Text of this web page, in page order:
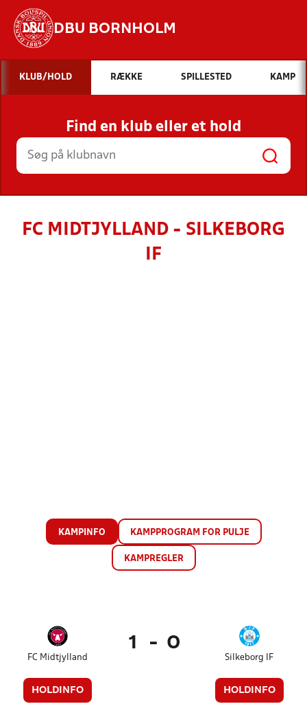
DBU BORNHOLM
Hvad vil du søge efter?
INDHOLD OG NYHEDER
STILLINGER, RESULTATER, KLUBBER OG
HOLD
KLUB/HOLD RÆKKE SPILLESTED KAMP
Find en klub eller et hold
FC MIDTJYLLAND - SILKEBORG
IF
KAMPINFO KAMPPROGRAM FOR PULJE
KAMPREGLER
FC Midtjylland
HOLDINFO
1 - 0
Silkeborg IF
HOLDINFO